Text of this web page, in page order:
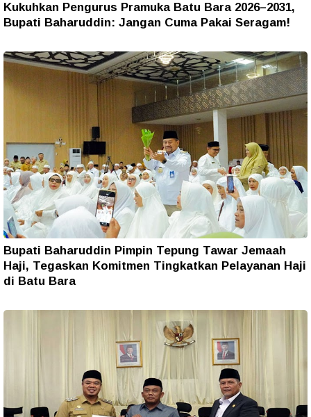
Kukuhkan Pengurus Pramuka Batu Bara 2026–2031,
Bupati Baharuddin: Jangan Cuma Pakai Seragam!
Bupati Baharuddin Pimpin Tepung Tawar Jemaah
Haji, Tegaskan Komitmen Tingkatkan Pelayanan Haji
di Batu Bara